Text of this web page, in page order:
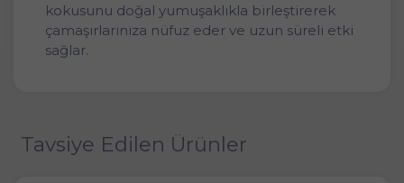
kokusunu doğal yumuşaklıkla birleştirerek
çamaşırlarınıza nüfuz eder ve uzun süreli etki
sağlar.
Tavsiye Edilen Ürünler